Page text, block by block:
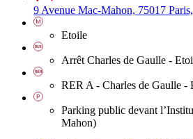
9 Avenue Mac-Mahon, 75017
Etoile
Arrêt Charles de Gaulle -
RER A - Charles de Gaulle -
Parking public devant
Mahon)